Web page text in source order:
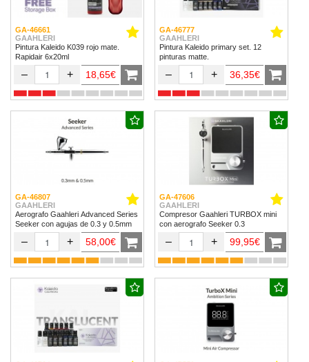
GA-46661
GAAHLERI
Pintura Kaleido K039 rojo mate.
Rapidair 6x20ml
– + 18,65€
GA-46777
GAAHLERI
Pintura Kaleido primary set. 12
pinturas matte.
– + 36,35€
GA-46807
GAAHLERI
Aerografo Gaahleri Advanced Series
Seeker con agujas de 0.3 y 0.5mm
– + 58,00€
GA-47606
GAAHLERI
Compresor Gaahleri TURBOX mini
con aerografo Seeker 0.3
– + 99,95€